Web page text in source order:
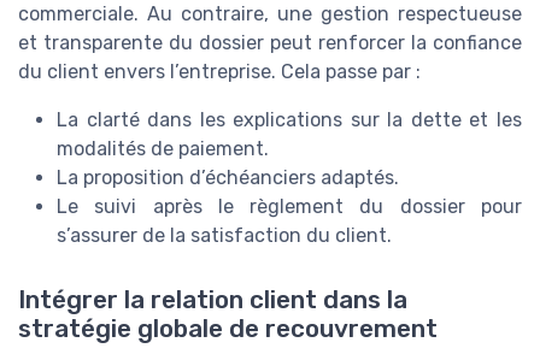
commerciale. Au contraire, une gestion respectueuse
et transparente du dossier peut renforcer la confiance
du client envers l’entreprise. Cela passe par :
La clarté dans les explications sur la dette et les
modalités de paiement.
La proposition d’échéanciers adaptés.
Le suivi après le règlement du dossier pour
s’assurer de la satisfaction du client.
Intégrer la relation client dans la
stratégie globale de recouvrement